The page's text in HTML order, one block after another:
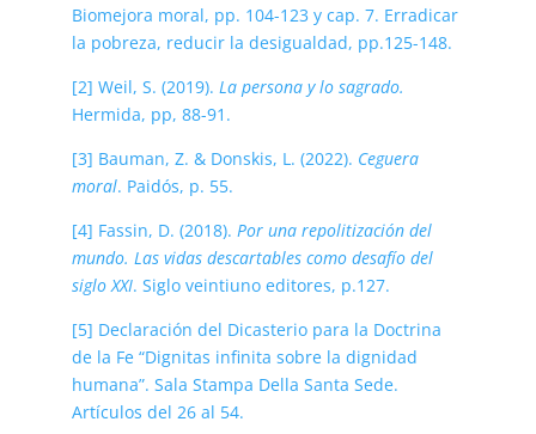
Biomejora moral, pp. 104-123 y cap. 7. Erradicar
la pobreza, reducir la desigualdad, pp.125-148.
[2] Weil, S. (2019). La persona y lo sagrado.
Hermida, pp, 88-91.
[3] Bauman, Z. & Donskis, L. (2022). Ceguera
moral. Paidós, p. 55.
[4] Fassin, D. (2018). Por una repolitización del
mundo. Las vidas descartables como desafío del
siglo XXI. Siglo veintiuno editores, p.127.
[5] Declaración del Dicasterio para la Doctrina
de la Fe “Dignitas infinita sobre la dignidad
humana”. Sala Stampa Della Santa Sede.
Artículos del 26 al 54.